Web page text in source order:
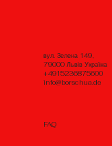
вул. Зелена 149,
79000 Львів Україна
+4915236875600
info@borschua.de
FAQ